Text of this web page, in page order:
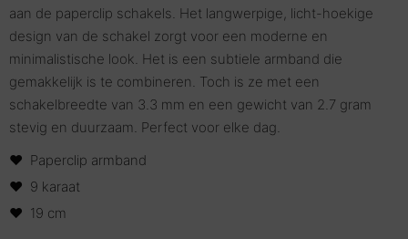
aan de paperclip schakels. Het langwerpige, licht-hoekige
design van de schakel zorgt voor een moderne en
minimalistische look. Het is een subtiele armband die
gemakkelijk is te combineren. Toch is ze met een
schakelbreedte van 3.3 mm en een gewicht van 2.7 gram
stevig en duurzaam. Perfect voor elke dag.
Paperclip armband
9 karaat
19 cm